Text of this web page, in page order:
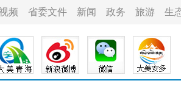
频 省委文件 新闻 政务 旅游 生